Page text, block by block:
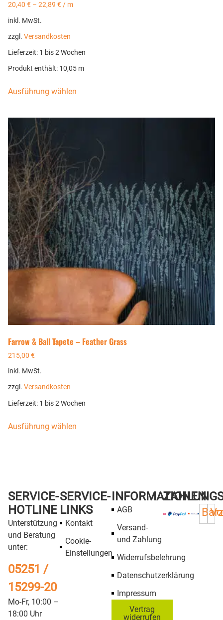
20,40 € – 22,89 €/ m
inkl. MwSt.
zzgl. Versandkosten
Lieferzeit: 1 bis 2 Wochen
Produkt enthält: 10,05 m
Ausführung wählen
Farrow & Ball Tapete – Feather Grass
215,00 €
inkl. MwSt.
zzgl. Versandkosten
Lieferzeit: 1 bis 2 Wochen
Ausführung wählen
SERVICE-
HOTLINE
Unterstützung
und Beratung
unter:
05251 /
15299-20
Mo-Fr, 10:00 –
18:00 Uhr
SERVICE-
LINKS
Kontakt
Cookie-
Einstellungen
INFORMATIONEN
AGB
Versand-
und Zahlung
Widerrufsbelehrung
Datenschutzerklärung
Impressum
Vertrag
widerrufen